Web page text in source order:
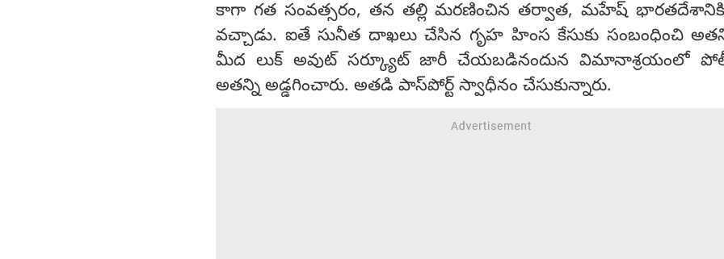
కాగా గత సంవత్సరం, తన తల్లి మరణించిన తర్వాత, మహేష్
వచ్చాడు. ఐతే సునీత దాఖలు చేసిన గృహ హింస కేసుకు సంబంధించి
మీద లుక్ అవుట్ సర్క్యూట్ జారీ చేయబడినందున విమానాశ్రయంలో
అతన్ని అడ్డగించారు. అతడి పాస్‌పోర్ట్ స్వాధీనం చేసుకున్నారు.